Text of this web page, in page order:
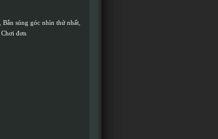
Bắn súng góc nhìn thứ nhất
Chơi đơn